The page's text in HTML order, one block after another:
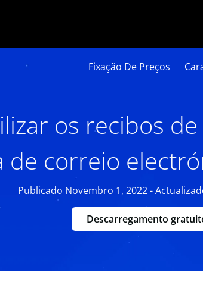
Fixação De Preços
os recibos
de correio
Publicado Novembro 1, 2022 -
Descarregamento